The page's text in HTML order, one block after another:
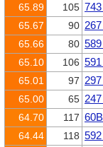
65.89
105
65.67
90
65.66
80
65.10
106
65.01
97
65.00
65
64.70
117
64.44
118